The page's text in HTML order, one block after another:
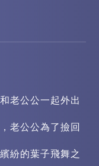
老公公一起外出
老公公為了撿回
紛的葉子飛舞之